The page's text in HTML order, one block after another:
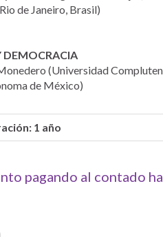
de Janeiro, Brasil)
DEMOCRACIA
(Universidad
de México)
1 año
pagando al contado